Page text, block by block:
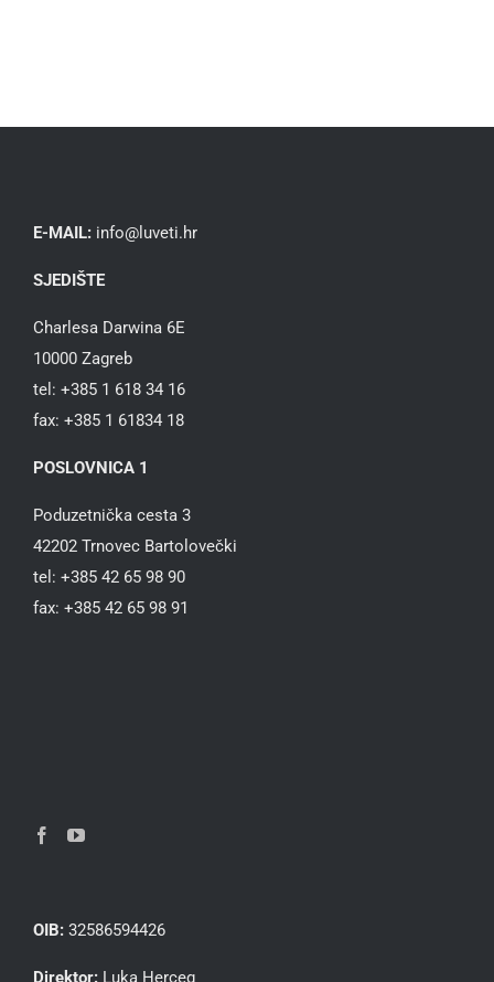
E-MAIL: info@luveti.hr
SJEDIŠTE
Charlesa Darwina 6E
10000 Zagreb
tel: +385 1 618 34 16
fax: +385 1 61834 18
POSLOVNICA 1
Poduzetnička cesta 3
42202 Trnovec Bartolovečki
tel: +385 42 65 98 90
fax: +385 42 65 98 91
OIB: 32586594426
Direktor: Luka Herceg